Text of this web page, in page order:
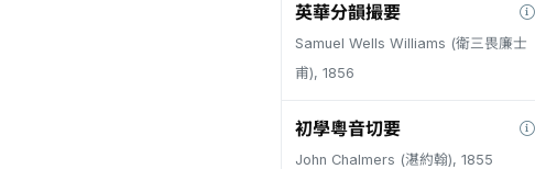
英華分韻撮要
Samuel Wells Williams (衛三畏廉士
甫), 1856
初學粵音切要
John Chalmers (湛約翰), 1855